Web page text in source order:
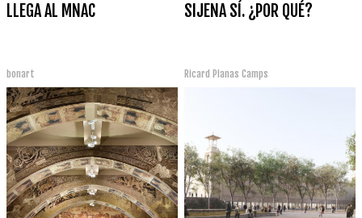
LLEGA AL MNAC
bonart
SIJENA SÍ. ¿POR QUÉ?
Ricard Planas Camps